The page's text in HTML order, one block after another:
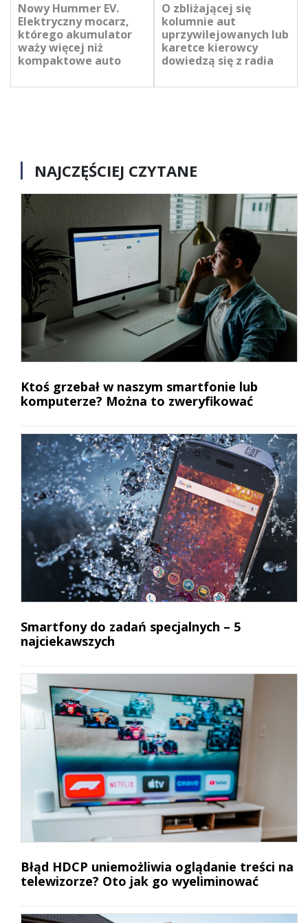
Nowy Hummer EV.
Elektryczny mocarz,
którego akumulator
waży więcej niż
kompaktowe auto
O zbliżającej się
kolumnie aut
uprzywilejowanych lub
karetce kierowcy
dowiedzą się z radia
NAJCZĘŚCIEJ CZYTANE
Ktoś grzebał w naszym smartfonie lub
komputerze? Można to zweryfikować
Smartfony do zadań specjalnych – 5
najciekawszych
Błąd HDCP uniemożliwia oglądanie treści na
telewizorze? Oto jak go wyeliminować